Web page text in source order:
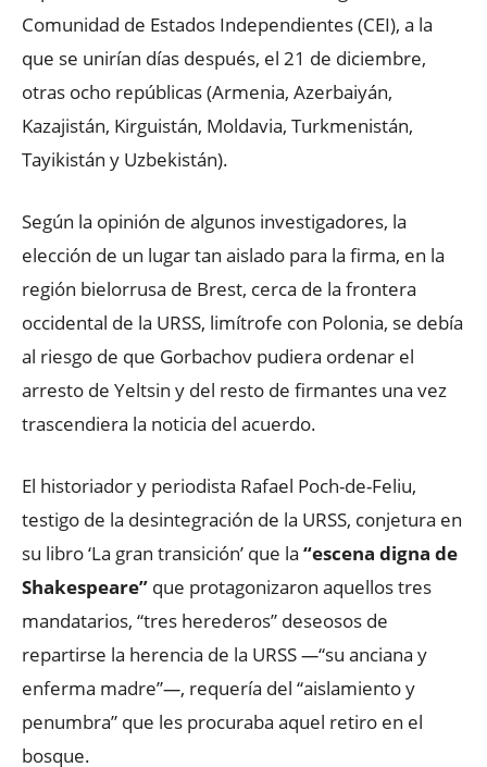
Comunidad de Estados Independientes (CEI), a la
que se unirían días después, el 21 de diciembre,
otras ocho repúblicas (Armenia, Azerbaiyán,
Kazajistán, Kirguistán, Moldavia, Turkmenistán,
Tayikistán y Uzbekistán).
Según la opinión de algunos investigadores, la
elección de un lugar tan aislado para la firma, en la
región bielorrusa de Brest, cerca de la frontera
occidental de la URSS, limítrofe con Polonia, se debía
al riesgo de que Gorbachov pudiera ordenar el
arresto de Yeltsin y del resto de firmantes una vez
trascendiera la noticia del acuerdo.
El historiador y periodista Rafael Poch-de-Feliu,
testigo de la desintegración de la URSS, conjetura en
su libro ‘La gran transición’ que la “escena digna de
Shakespeare” que protagonizaron aquellos tres
mandatarios, “tres herederos” deseosos de
repartirse la herencia de la URSS—“su anciana y
enferma madre”—, requería del “aislamiento y
penumbra” que les procuraba aquel retiro en el
bosque.